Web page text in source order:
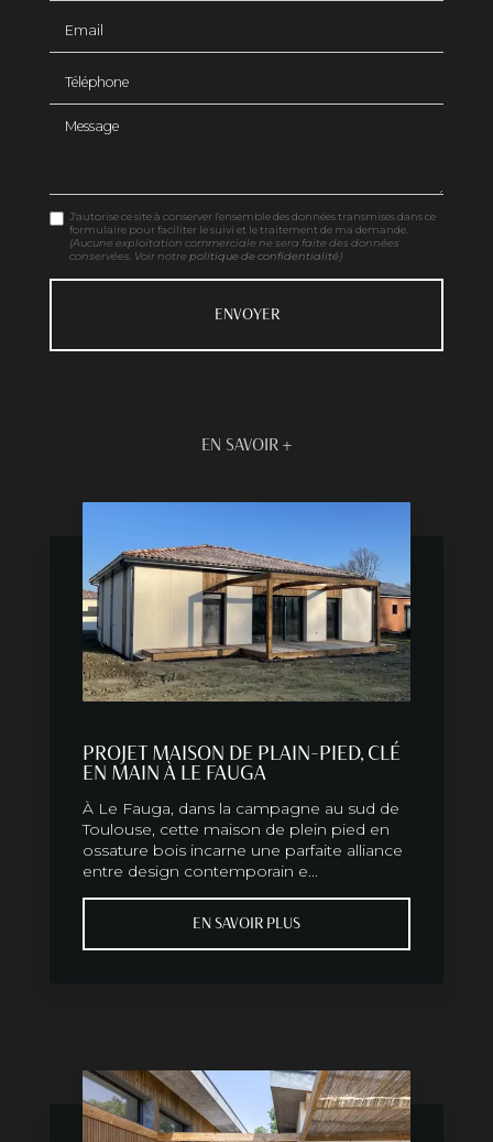
Message
J'autorise ce site à conserver l'ensemble des données transmises dans ce
formulaire pour faciliter le suivi et le traitement de ma demande.
(Aucune exploitation commerciale ne sera faite des données
conservées. Voir notre politique de confidentialité)
EN SAVOIR +
PROJET MAISON DE PLAIN-PIED, CLÉ
EN MAIN À LE FAUGA
À Le Fauga, dans la campagne au sud de
Toulouse, cette maison de plein pied en
ossature bois incarne une parfaite alliance
entre design contemporain e...
EN SAVOIR PLUS